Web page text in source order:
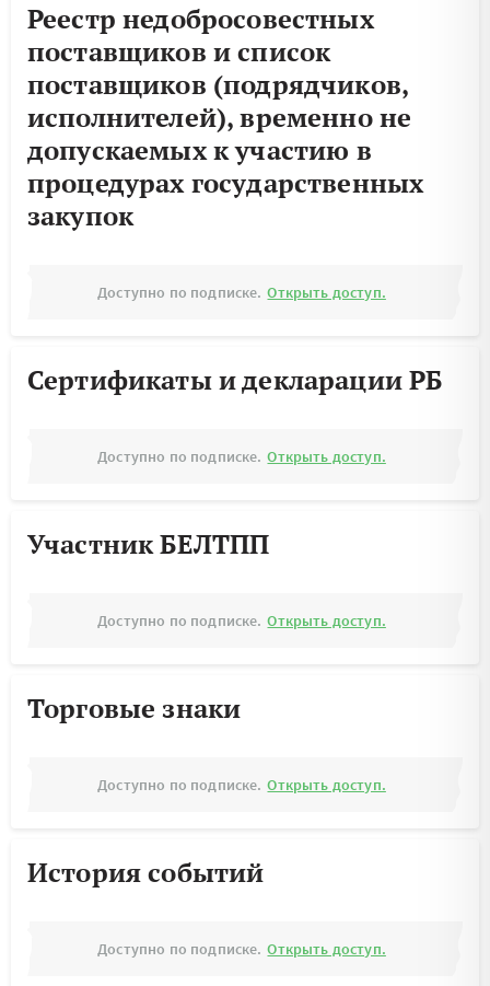
Реестр недобросовестных
поставщиков и список
поставщиков (подрядчиков,
исполнителей), временно не
допускаемых к участию в
процедурах государственных
закупок
Доступно по подписке. Открыть доступ.
Сертификаты и декларации РБ
Доступно по подписке. Открыть доступ.
Участник БЕЛТПП
Доступно по подписке. Открыть доступ.
Торговые знаки
Доступно по подписке. Открыть доступ.
История событий
Доступно по подписке. Открыть доступ.